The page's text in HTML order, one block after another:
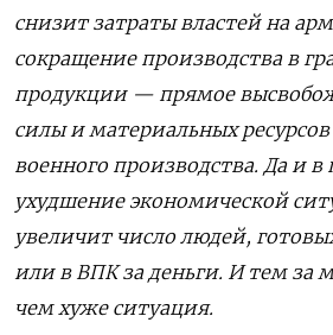
снизит затраты властей на
сокращение производства в
продукции — прямое
силы и материальных ресурсов
военного производства. Да и
ухудшение экономической
увеличит число людей,
или в ВПК за деньги. И тем за
чем хуже ситуация.